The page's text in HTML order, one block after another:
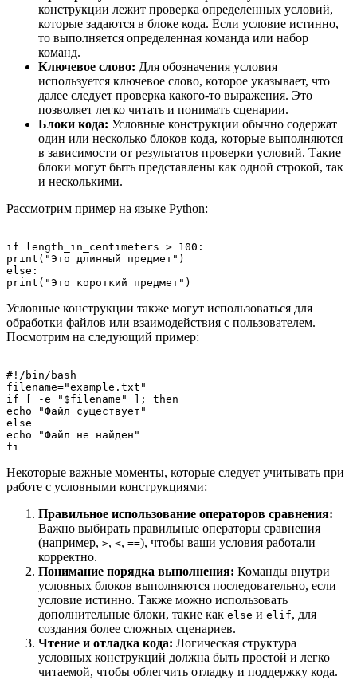
конструкции лежит проверка определенных условий,
которые задаются в блоке кода. Если условие истинно,
то выполняется определенная команда или набор
команд.
Ключевое слово: Для обозначения условия
используется ключевое слово, которое указывает, что
далее следует проверка какого-то выражения. Это
позволяет легко читать и понимать сценарии.
Блоки кода: Условные конструкции обычно содержат
один или несколько блоков кода, которые выполняются
в зависимости от результатов проверки условий. Такие
блоки могут быть представлены как одной строкой, так
и несколькими.
Рассмотрим пример на языке Python:
if length_in_centimeters > 100:
print("Это длинный предмет")
else:
Условные конструкции также могут использоваться для
обработки файлов или взаимодействия с пользователем.
Посмотрим на следующий пример:
#!/bin/bash
filename="example.txt"
if [ -e "$filename" ]; then
echo "Файл существует"
else
echo "Файл не найден"
Некоторые важные моменты, которые следует учитывать при
работе с условными конструкциями:
Правильное использование операторов сравнения:
Важно выбирать правильные операторы сравнения
(например, >, <, ==), чтобы ваши условия работали
корректно.
Понимание порядка выполнения: Команды внутри
условных блоков выполняются последовательно, если
условие истинно. Также можно использовать
дополнительные блоки, такие как else и elif, для
создания более сложных сценариев.
Чтение и отладка кода: Логическая структура
условных конструкций должна быть простой и легко
читаемой, чтобы облегчить отладку и поддержку кода.